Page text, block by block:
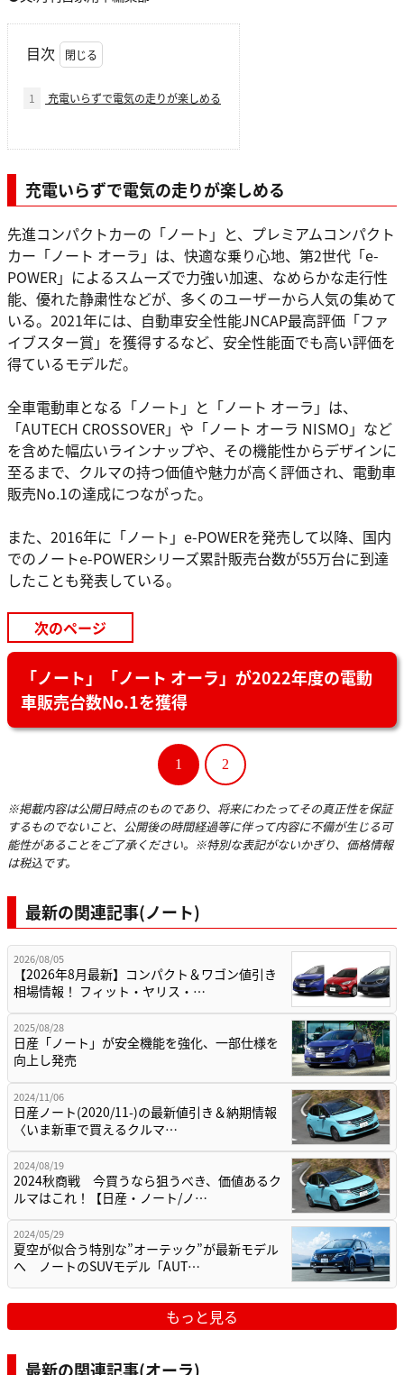
目次
1 充電いらずで電気の走りが楽しめる
充電いらずで電気の走りが楽しめる
先進コンパクトカーの「ノート」と、プレミアムコンパクト
カー「ノート オーラ」は、快適な乗り心地、第2世代「e-
POWER」によるスムーズで力強い加速、なめらかな走行性
能、優れた静粛性などが、多くのユーザーから人気の集めて
いる。2021年には、自動車安全性能JNCAP最高評価「ファ
イブスター賞」を獲得するなど、安全性能面でも高い評価を
得ているモデルだ。
全車電動車となる「ノート」と「ノート オーラ」は、
「AUTECH CROSSOVER」や「ノート オーラ NISMO」など
を含めた幅広いラインナップや、その機能性からデザインに
至るまで、クルマの持つ価値や魅力が高く評価され、電動車
販売No.1の達成につながった。
また、2016年に「ノート」e-POWERを発売して以降、国内
でのノートe-POWERシリーズ累計販売台数が55万台に到達
したことも発表している。
次のページ
「ノート」「ノート オーラ」が2022年度の電動
車販売台数No.1を獲得
1 2
※掲載内容は公開日時点のものであり、将来にわたってその真正性を保証
するものでないこと、公開後の時間経過等に伴って内容に不備が生じる可
能性があることをご了承ください。※特別な表記がないかぎり、価格情報
は税込です。
最新の関連記事(ノート)
2026/08/05
【2026年8月最新】コンパクト＆ワゴン値引き
相場情報！ フィット・ヤリス・…
2025/08/28
日産「ノート」が安全機能を強化、一部仕様を
向上し発売
2024/11/06
日産ノート(2020/11-)の最新値引き＆納期情報
〈いま新車で買えるクルマ…
2024/08/19
2024秋商戦 今買うなら狙うべき、価値あるク
ルマはこれ！【日産・ノート/ノ…
2024/05/29
夏空が似合う特別な”オーテック”が最新モデル
へ ノートのSUVモデル「AUT…
もっと見る
最新の関連記事(オーラ)